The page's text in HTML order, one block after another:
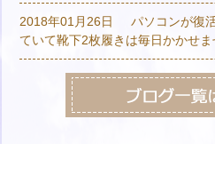
2018年01月26日
パソコンが復
ていて靴下2枚履きは毎日かかせま